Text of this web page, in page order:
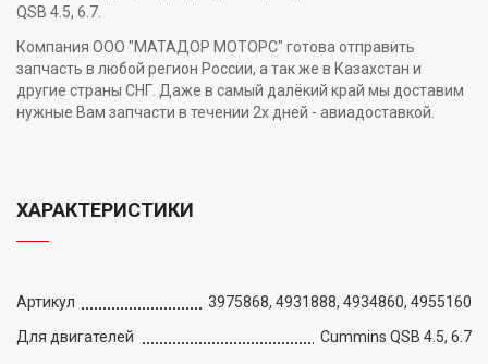
QSB 4.5, 6.7.
Компания ООО "МАТАДОР МОТОРС" готова отправить
запчасть в любой регион России, а так же в Казахстан и
другие страны СНГ. Даже в самый далёкий край мы доставим
нужные Вам запчасти в течении 2х дней - авиадоставкой.
ХАРАКТЕРИСТИКИ
Артикул
3975868, 4931888, 4934860, 4955160
Для двигателей
Cummins QSB 4.5, 6.7